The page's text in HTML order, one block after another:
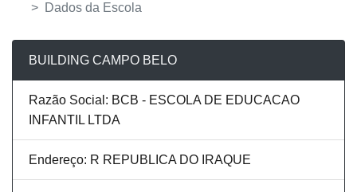
Dados da Escola
BUILDING CAMPO BELO
Razão Social: BCB - ESCOLA DE EDUCACAO
INFANTIL LTDA
Endereço: R REPUBLICA DO IRAQUE